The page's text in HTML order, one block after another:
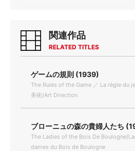
関連作品
RELATED TITLES
ゲームの規則 (1939)
The Rules of the Game ／ La règle du
美術/Art Direction
ブローニュの森の貴婦人たち
The Ladies of the Bois De
dames du Bois de Boulogne